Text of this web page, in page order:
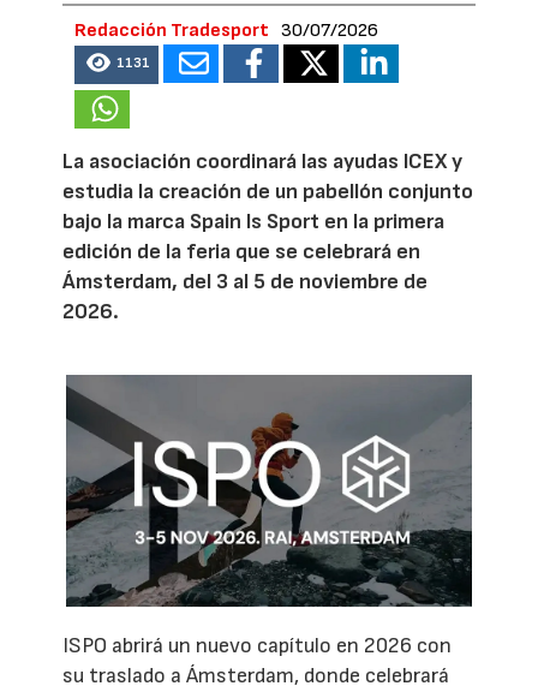
Redacción Tradesport 30/07/2026
1131
La asociación coordinará las ayudas ICEX y
estudia la creación de un pabellón conjunto
bajo la marca Spain Is Sport en la primera
edición de la feria que se celebrará en
Ámsterdam, del 3 al 5 de noviembre de
2026.
ISPO abrirá un nuevo capítulo en 2026 con
su traslado a Ámsterdam, donde celebrará